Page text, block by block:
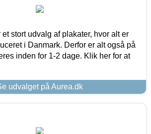
stort udvalg af plakater, hvor alt er
i Danmark. Derfor er alt også på
inden for 1-2 dage. Klik her for at
udvalget på Aurea.dk